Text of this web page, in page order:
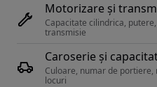
Motorizare și
Capacitate cilindrica, putere,
transmisie
Caroserie și
Culoare, numar de portiere,
locuri